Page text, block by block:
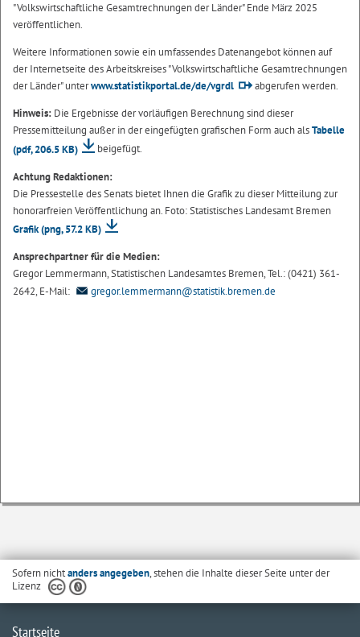
"Volkswirtschaftliche Gesamtrechnungen der Länder" Ende März 2025
veröffentlichen.
Weitere Informationen sowie ein umfassendes Datenangebot können auf
der Internetseite des Arbeitskreises "Volkswirtschaftliche Gesamtrechnungen
der Länder" unterwww.statistikportal.de/de/vgrdl
abgerufen werden.
Hinweis: Die Ergebnisse der vorläufigen Berechnung sind dieser
Pressemitteilung außer in der eingefügten grafischen Form auch alsTabelle
(pdf, 206.5 KB)
beigefügt.
Achtung Redaktionen:
Die Pressestelle des Senats bietet Ihnen die Grafik zu dieser Mitteilung zur
honorarfreien Veröffentlichung an. Foto: Statistisches Landesamt Bremen
Grafik(png, 57.2 KB)
Ansprechpartner für die Medien:
Gregor Lemmermann, Statistischen Landesamtes Bremen, Tel.: (0421) 361-
2642, E-Mail:
gregor.lemmermann@statistik.bremen.de
Sofern nichtanders angegeben, stehen die Inhalte dieser Seite unter der
Lizenz
Startseite